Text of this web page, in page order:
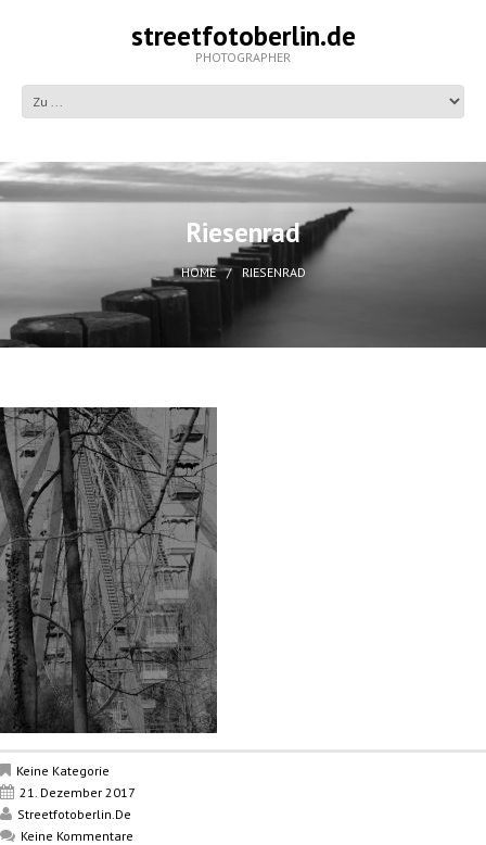
streetfotoberlin.de
PHOTOGRAPHER
Riesenrad
HOME RIESENRAD
Keine Kategorie
21. Dezember 2017
Streetfotoberlin.de
Keine Kommentare